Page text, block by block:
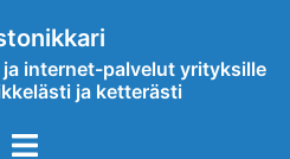
internet-palvelut yrityksille
ja ketterästi
Toggle